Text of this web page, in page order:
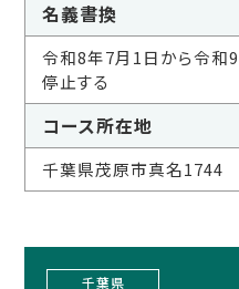
名義書換
令和8年7月1日から令和
停止する
コース所在地
千葉県茂原市真名1744
千葉県